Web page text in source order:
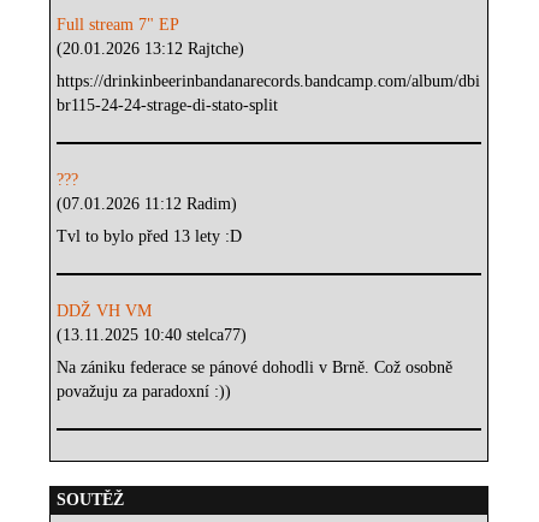
Full stream 7" EP
(20.01.2026 13:12 Rajtche)
https://drinkinbeerinbandanarecords.bandcamp.com/album/dbi
br115-24-24-strage-di-stato-split
???
(07.01.2026 11:12 Radim)
Tvl to bylo před 13 lety :D
DDŽ VH VM
(13.11.2025 10:40 stelca77)
Na zániku federace se pánové dohodli v Brně. Což osobně
považuju za paradoxní :))
SOUTĚŽ